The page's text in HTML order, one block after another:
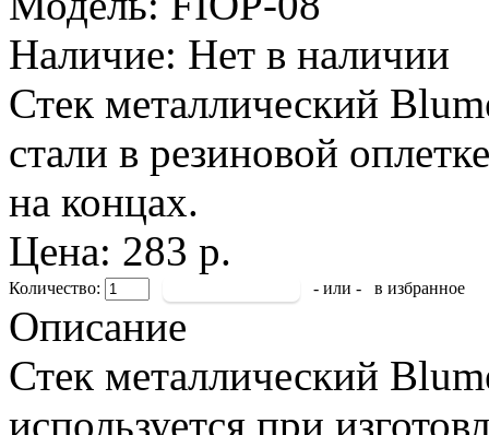
Наличие: Нет в наличии
Стек металлический
стали в резиновой
на концах.
Цена: 283 р.
Количество: - или - в избранное
Описание
Стек металлический
используется при